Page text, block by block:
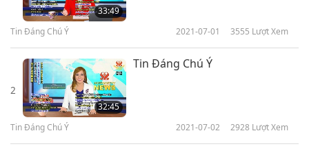
33:49
Tin Đáng Chú Ý 2021-07-01 3555 Lượt Xem
2
32:45
Tin Đáng Chú Ý
Tin Đáng Chú Ý 2021-07-02 2928 Lượt Xem